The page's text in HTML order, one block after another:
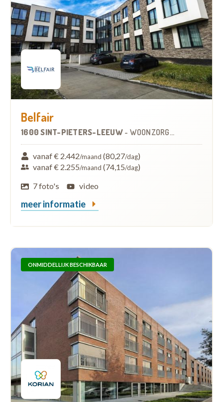
Belfair
1600 SINT-PIETERS-LEEUW - WOONZORGCENTRUM (WZC)
vanaf € 2.442/maand (80,27/dag)
vanaf € 2.255/maand (74,15/dag)
7 foto's
video
meer informatie
ONMIDDELLIJK BESCHIKBAAR